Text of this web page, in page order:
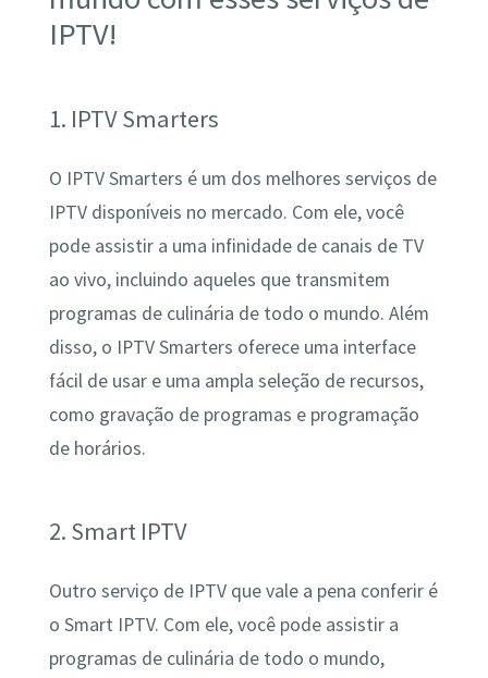
IPTV!
1. IPTV Smarters
O IPTV Smarters é um dos melhores serviços de
IPTV disponíveis no mercado. Com ele, você
pode assistir a uma infinidade de canais de TV
ao vivo, incluindo aqueles que transmitem
programas de culinária de todo o mundo. Além
disso, o IPTV Smarters oferece uma interface
fácil de usar e uma ampla seleção de recursos,
como gravação de programas e programação
de horários.
2. Smart IPTV
Outro serviço de IPTV que vale a pena conferir é
o Smart IPTV. Com ele, você pode assistir a
programas de culinária de todo o mundo,